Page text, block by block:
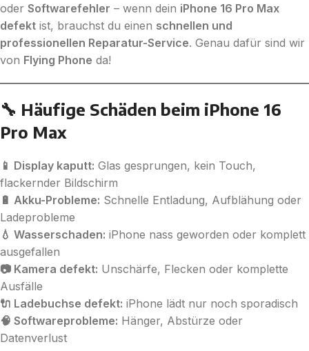
oder Softwarefehler – wenn dein iPhone 16 Pro Max
defekt ist, brauchst du einen schnellen und
professionellen Reparatur-Service. Genau dafür sind wir
von Flying Phone da!
🔧 Häufige Schäden beim iPhone 16
Pro Max
📱 Display kaputt: Glas gesprungen, kein Touch,
flackernder Bildschirm
🔋 Akku-Probleme: Schnelle Entladung, Aufblähung oder
Ladeprobleme
💧 Wasserschaden: iPhone nass geworden oder komplett
ausgefallen
📷 Kamera defekt: Unschärfe, Flecken oder komplette
Ausfälle
🔌 Ladebuchse defekt: iPhone lädt nur noch sporadisch
🧠 Softwareprobleme: Hänger, Abstürze oder
Datenverlust